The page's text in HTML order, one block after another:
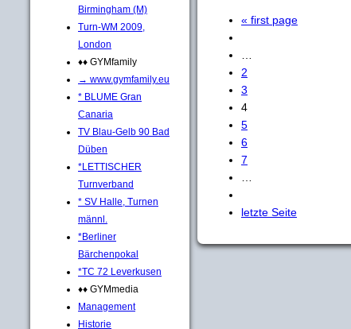
Birmingham (M)
Turn-WM 2009,
London
♦♦ GYMfamily
→ www.gymfamily.eu
* BLUME Gran
Canaria
TV Blau-Gelb 90 Bad
Düben
*LETTISCHER
Turnverband
* SV Halle, Turnen
männl.
*Berliner
Bärchenpokal
*TC 72 Leverkusen
♦♦ GYMmedia
Management
Historie
« first page
2
3
4
5
6
7
letzte Seite